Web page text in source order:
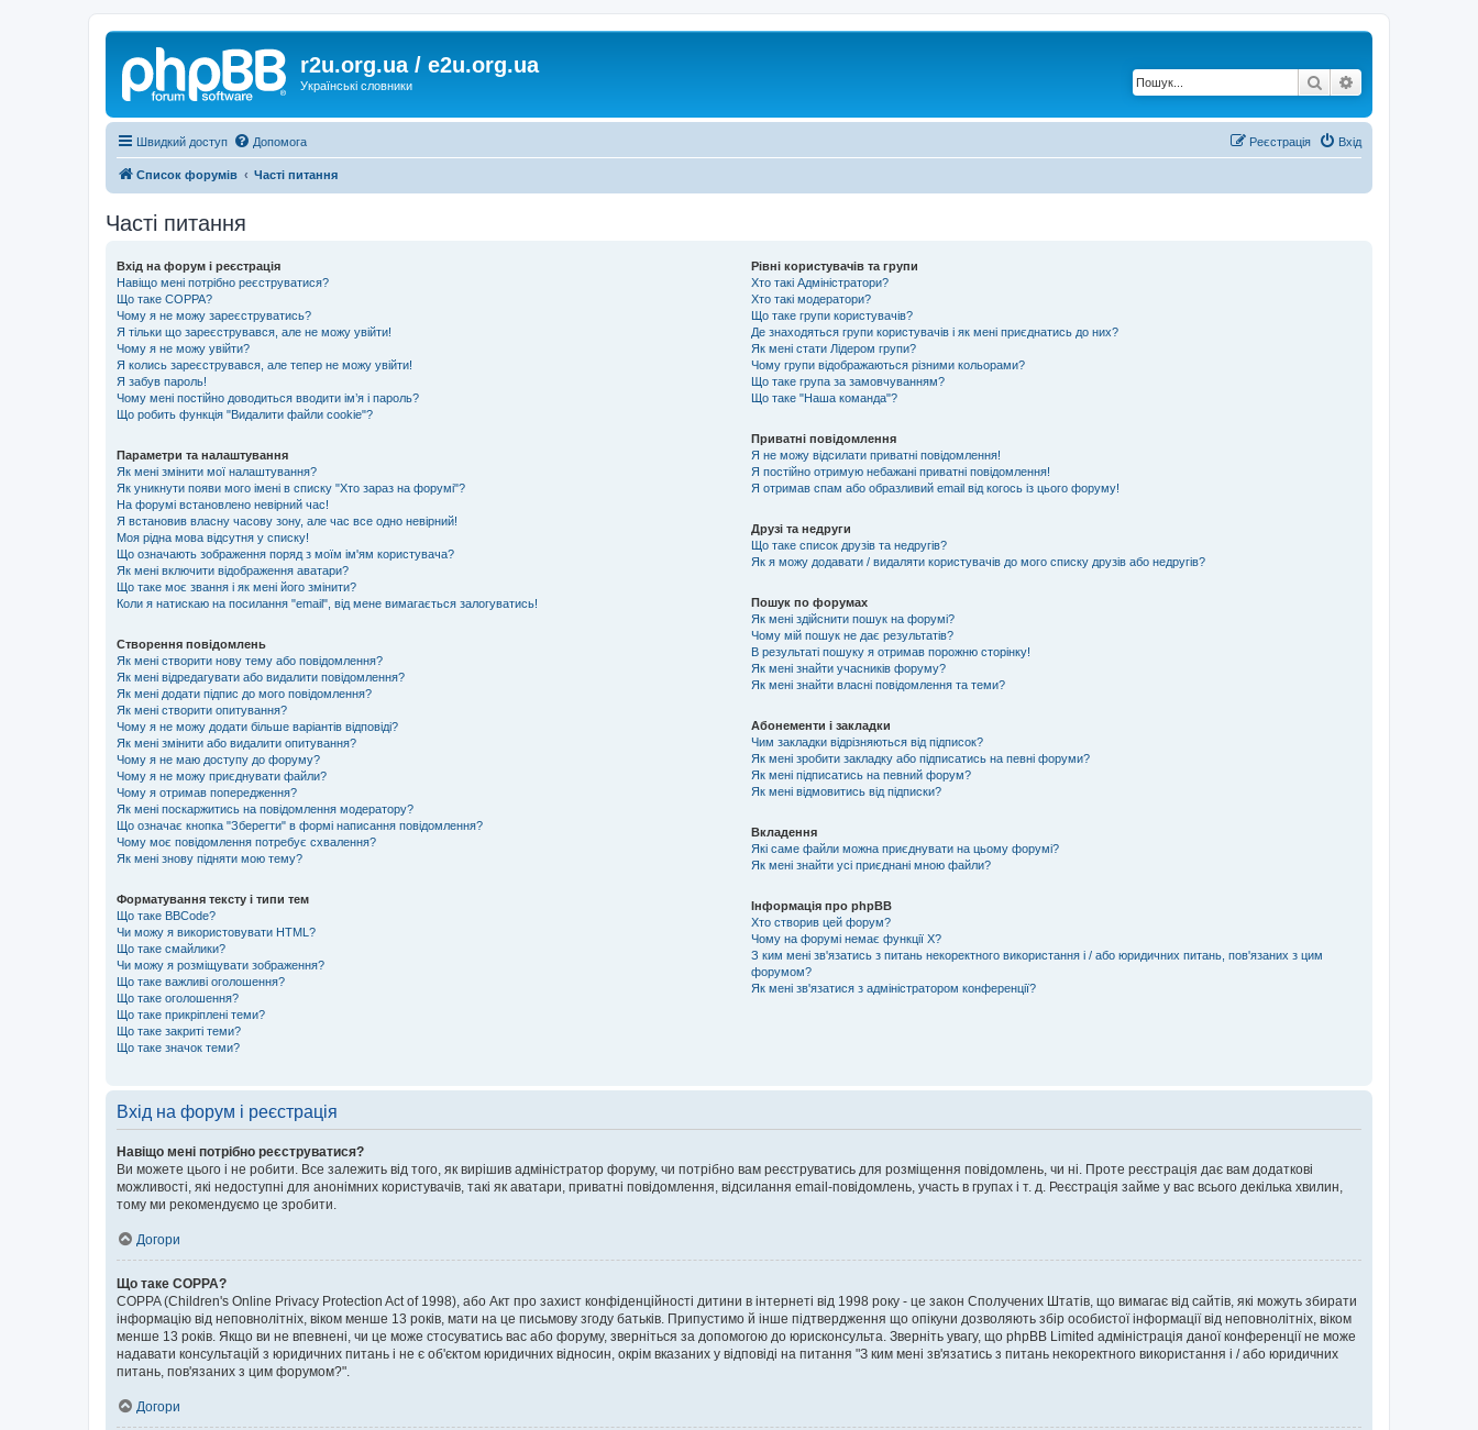
r2u.org.ua / e2u.org.ua
Українські словники Пошук
Швидкий доступ Допомога Вхід
Реєстрація
Список форумів Часті питання
Часті питання
Вхід на форум і реєстрація
Навіщо мені потрібно реєструватися?
Що таке COPPA?
Чому я не можу зареєструватись?
Я тільки що зареєструвався, але не можу увійти!
Чому я не можу увійти?
Я колись зареєструвався, але тепер не можу увійти!
Я забув пароль!
Чому мені постійно доводиться вводити ім’я і пароль?
Що робить функція "Видалити файли cookie"?
Параметри та налаштування
Як мені змінити мої налаштування?
Як уникнути появи мого імені в списку "Хто зараз на форумі"?
На форумі встановлено невірний час!
Я встановив власну часову зону, але час все одно невірний!
Моя рідна мова відсутня у списку!
Що означають зображення поряд з моїм ім'ям користувача?
Як мені включити відображення аватари?
Що таке моє звання і як мені його змінити?
Коли я натискаю на посилання "email", від мене вимагається залогуватись!
Створення повідомлень
Як мені створити нову тему або повідомлення?
Як мені відредагувати або видалити повідомлення?
Як мені додати підпис до мого повідомлення?
Як мені створити опитування?
Чому я не можу додати більше варіантів відповіді?
Як мені змінити або видалити опитування?
Чому я не маю доступу до форуму?
Чому я не можу приєднувати файли?
Чому я отримав попередження?
Як мені поскаржитись на повідомлення модератору?
Що означає кнопка "Зберегти" в формі написання повідомлення?
Чому моє повідомлення потребує схвалення?
Як мені знову підняти мою тему?
Форматування тексту і типи тем
Що таке BBCode?
Чи можу я використовувати HTML?
Що таке смайлики?
Чи можу я розміщувати зображення?
Що таке важливі оголошення?
Що таке оголошення?
Що таке прикріплені теми?
Що таке закриті теми?
Що таке значок теми?
Рівні користувачів та групи
Хто такі Адміністратори?
Хто такі модератори?
Що таке групи користувачів?
Де знаходяться групи користувачів і як мені приєднатись до них?
Як мені стати Лідером групи?
Чому групи відображаються різними кольорами?
Що таке група за замовчуванням?
Що таке "Наша команда"?
Приватні повідомлення
Я не можу відсилати приватні повідомлення!
Я постійно отримую небажані приватні повідомлення!
Я отримав спам або образливий email від когось із цього форуму!
Друзі та недруги
Що таке список друзів та недругів?
Як я можу додавати / видаляти користувачів до мого списку друзів або недругів?
Пошук по форумах
Як мені здійснити пошук на форумі?
Чому мій пошук не дає результатів?
В результаті пошуку я отримав порожню сторінку!
Як мені знайти учасників форуму?
Як мені знайти власні повідомлення та теми?
Абонементи і закладки
Чим закладки відрізняються від підписок?
Як мені зробити закладку або підписатись на певні форуми?
Як мені підписатись на певний форум?
Як мені відмовитись від підписки?
Вкладення
Які саме файли можна приєднувати на цьому форумі?
Як мені знайти усі приєднані мною файли?
Інформація про phpBB
Хто створив цей форум?
Чому на форумі немає функції X?
З ким мені зв'язатись з питань некоректного використання і / або юридичних питань, пов'язаних з цим
форумом?
Як мені зв'язатися з адміністратором конференції?
Вхід на форум і реєстрація
Навіщо мені потрібно реєструватися?
Ви можете цього і не робити. Все залежить від того, як вирішив адміністратор форуму, чи потрібно вам реєструватись для розміщення повідомлень, чи ні. Проте реєстрація дає вам додаткові
можливості, які недоступні для анонімних користувачів, такі як аватари, приватні повідомлення, відсилання email-повідомлень, участь в групах і т. д. Реєстрація займе у вас всього декілька хвилин,
тому ми рекомендуємо це зробити.
Догори
Що таке COPPA?
COPPA (Children's Online Privacy Protection Act of 1998), або Акт про захист конфіденційності дитини в інтернеті від 1998 року - це закон Сполучених Штатів, що вимагає від сайтів, які можуть збирати
інформацію від неповнолітніх, віком менше 13 років, мати на це письмову згоду батьків. Припустимо й інше підтвердження що опікуни дозволяють збір особистої інформації від неповнолітніх, віком
менше 13 років. Якщо ви не впевнені, чи це може стосуватись вас або форуму, зверніться за допомогою до юрисконсульта. Зверніть увагу, що phpBB Limited адміністрація даної конференції не може
надавати консультацій з юридичних питань і не є об'єктом юридичних відносин, окрім вказаних у відповіді на питання "З ким мені зв'язатись з питань некоректного використання і / або юридичних
питань, пов'язаних з цим форумом?".
Догори